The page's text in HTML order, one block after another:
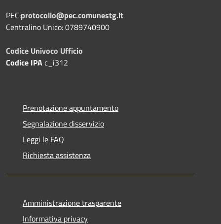
PEC:protocollo@pec.comunestg.it
Centralino Unico: 0789740900
Codice Univoco Ufficio
Codice IPAc_i312
Prenotazione appuntamento
Segnalazione disservizio
Leggi le FAQ
Richiesta assistenza
Amministrazione trasparente
Informativa privacy